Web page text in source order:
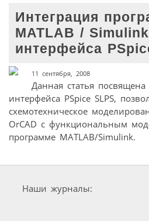
Интеграция
MATLAB /
интерфейса
11 сентября, 2008
Данная статья
интерфейса PSpice SLPS,
схемотехническое
OrCAD c функциональным
программе MATLAB/Simulink.
Наши журналы: